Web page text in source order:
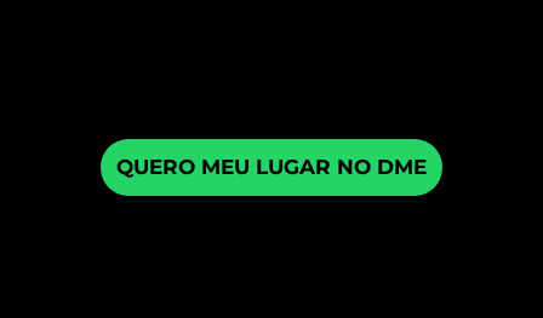
QUERO MEU LUGAR NO DME